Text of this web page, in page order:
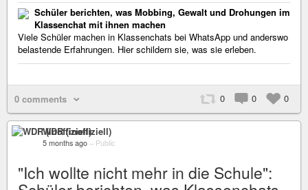
Schüler berichten, was Mobbing, Gewalt und Drohungen im
Klassenchat mit ihnen machen
Viele Schüler machen in Klassenchats bei WhatsApp und anderswo
belastende Erfahrungen. Hier schildern sie, was sie erleben.
0 0 0
0 comments
WDR (inoffiziell)
5 months ago – Public
"Ich wollte nicht mehr in die Schule":